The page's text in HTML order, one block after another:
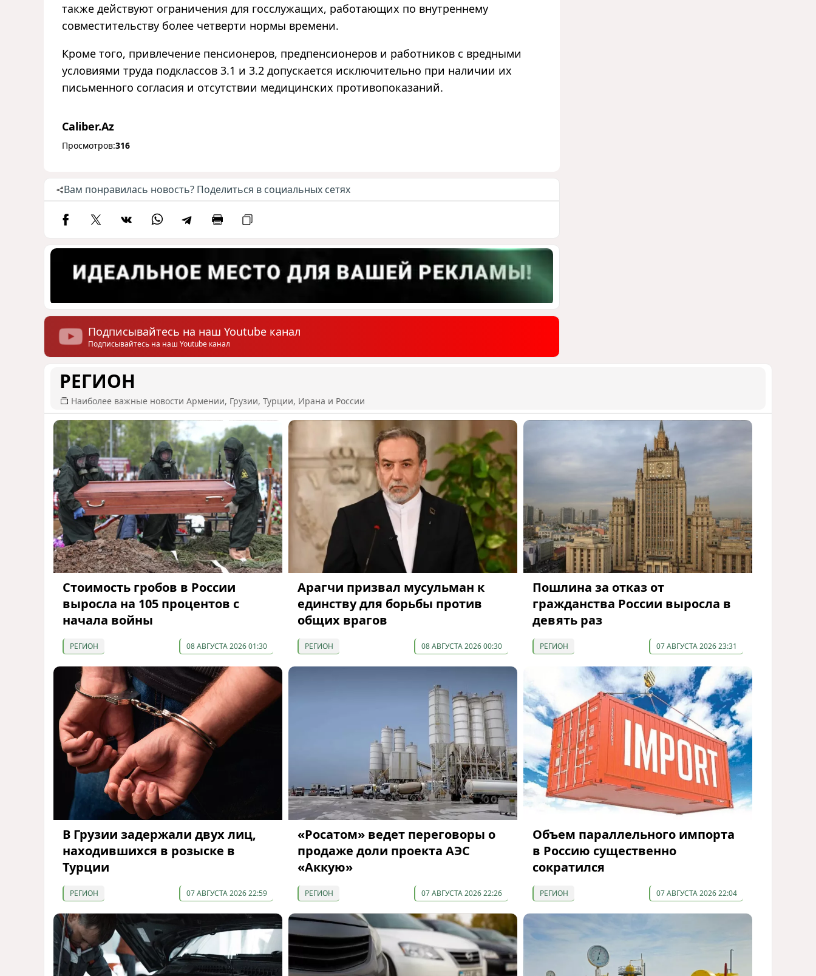
также действуют ограничения для госслужащих, работающих по внутреннему
совместительству более четверти нормы времени.
Кроме того, привлечение пенсионеров, предпенсионеров и работников с вредными
условиями труда подклассов 3.1 и 3.2 допускается исключительно при наличии их
письменного согласия и отсутствии медицинских противопоказаний.
Caliber.Az
Просмотров:316
Вам понравилась новость? Поделиться в социальных сетях
Подписывайтесь на наш Youtube канал
Подписывайтесь на наш Youtube канал
РЕГИОН
Наиболее важные новости Армении, Грузии, Турции, Ирана и России
Стоимость гробов в России
выросла на 105 процентов с
начала войны
РЕГИОН 08 АВГУСТА 2026 01:30
Арагчи призвал мусульман к
единству для борьбы против
общих врагов
РЕГИОН 08 АВГУСТА 2026 00:30
Пошлина за отказ от
гражданства России выросла в
девять раз
РЕГИОН 07 АВГУСТА 2026 23:31
В Грузии задержали двух лиц,
находившихся в розыске в
Турции
РЕГИОН 07 АВГУСТА 2026 22:59
«Росатом» ведет переговоры о
продаже доли проекта АЭС
«Аккую»
РЕГИОН 07 АВГУСТА 2026 22:26
Объем параллельного импорта
в Россию существенно
сократился
РЕГИОН 07 АВГУСТА 2026 22:04